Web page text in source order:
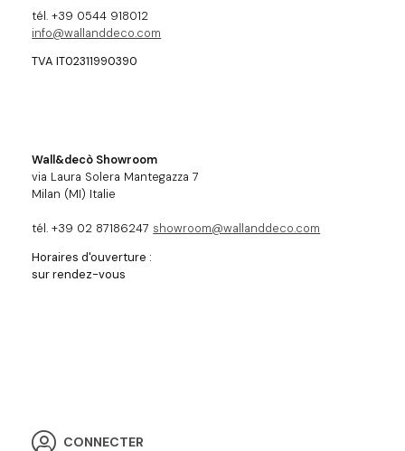
tél. +39 0544 918012
info@wallanddeco.com
TVA IT02311990390
Wall&decò Showroom
via Laura Solera Mantegazza 7
Milan (MI) Italie
tél. +39 02 87186247 showroom@wallanddeco.com
Horaires d'ouverture :
sur rendez-vous
CONNECTER